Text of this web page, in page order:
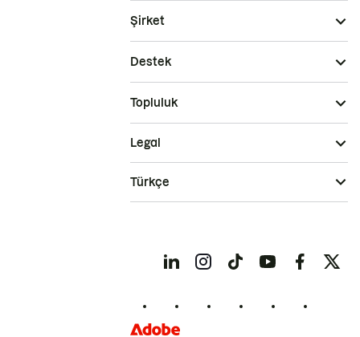
Şirket
Destek
Topluluk
Legal
Türkçe